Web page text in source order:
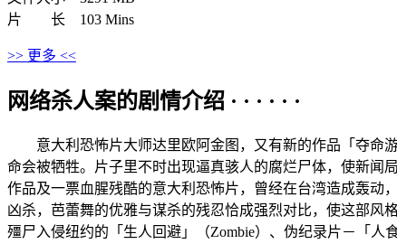
片 长 103 Mins
>> 更多 <<
网络杀人案的剧情介绍 · · · · · ·
意大利恐怖片大师达里欧阿金图，又有新的作品「夺命游
命会被牺牲。片子里不时出现逼真骇人的腐烂尸体，使新
作品及一票血腥残酷的意大利恐怖片，曾经在台湾造成轰动
凶杀，芭蕾舞的优雅与谋杀的残忍恰成强烈对比，使这部
殭尸入侵纽约的「生人回避」（Zombie）、伪纪录片－「人